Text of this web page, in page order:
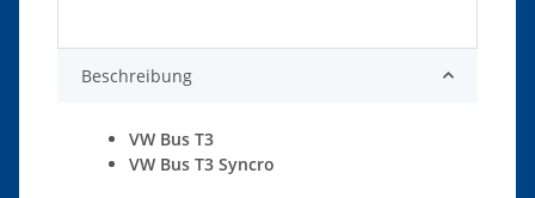
Beschreibung
VW Bus T3
VW Bus T3 Syncro